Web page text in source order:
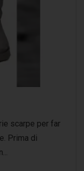
scarpe per far
Prima di